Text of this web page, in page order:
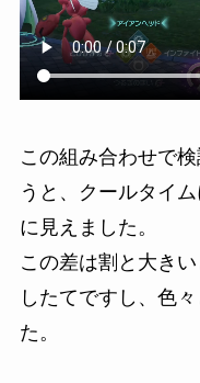
この組み合わせで
うと、クールタイ
に見えました。
この差は割と大き
したてですし、色
た。